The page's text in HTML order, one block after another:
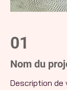
01
Nom du
Description de